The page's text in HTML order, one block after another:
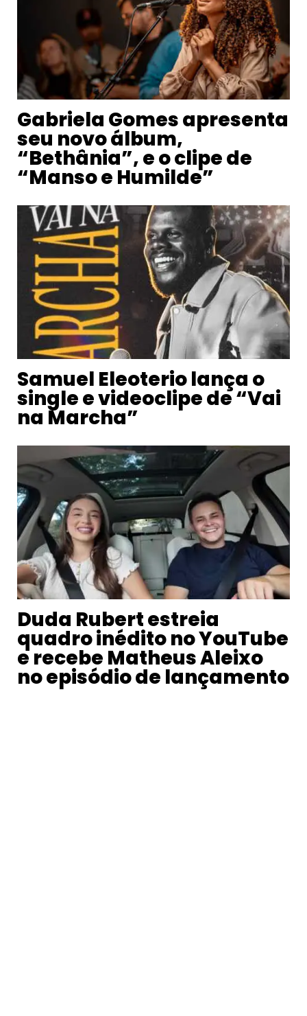
Gabriela Gomes apresenta
seu novo álbum,
“Bethânia”, e o clipe de
“Manso e Humilde”
Samuel Eleoterio lança o
single e videoclipe de “Vai
na Marcha”
Duda Rubert estreia
quadro inédito no YouTube
e recebe Matheus Aleixo
no episódio de lançamento